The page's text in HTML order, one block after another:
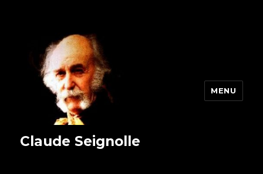
Claude Seignolle
MENU